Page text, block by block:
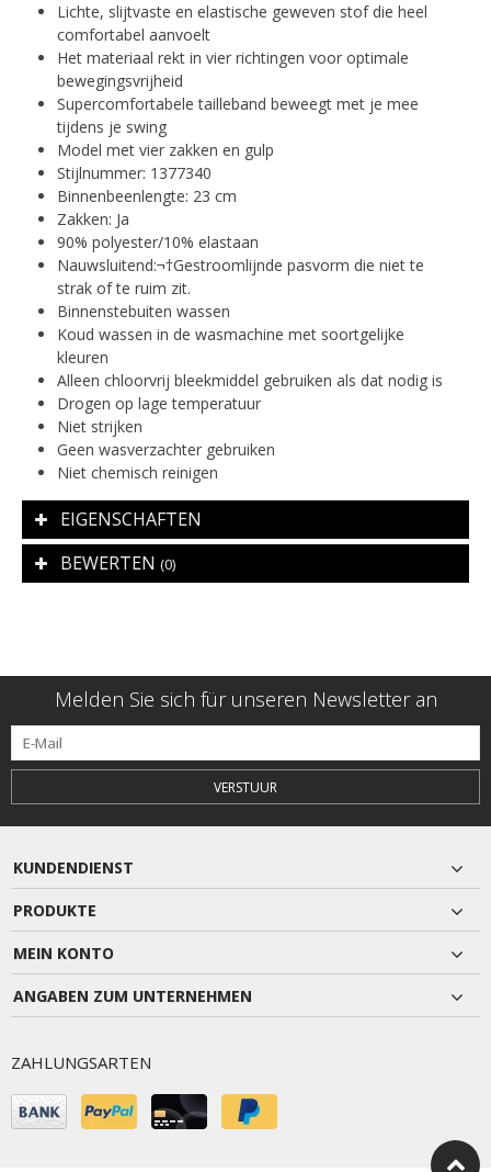
Lichte, slijtvaste en elastische geweven stof die heel
comfortabel aanvoelt
Het materiaal rekt in vier richtingen voor optimale
bewegingsvrijheid
Supercomfortabele tailleband beweegt met je mee
tijdens je swing
Model met vier zakken en gulp
Stijlnummer: 1377340
Binnenbeenlengte: 23 cm
Zakken: Ja
90% polyester/10% elastaan
Nauwsluitend:¬†Gestroomlijnde pasvorm die niet te
strak of te ruim zit.
Binnenstebuiten wassen
Koud wassen in de wasmachine met soortgelijke
kleuren
Alleen chloorvrij bleekmiddel gebruiken als dat nodig is
Drogen op lage temperatuur
Niet strijken
Geen wasverzachter gebruiken
Niet chemisch reinigen
EIGENSCHAFTEN
BEWERTEN (0)
Melden Sie sich für unseren Newsletter an
VERSTUUR
KUNDENDIENST
PRODUKTE
MEIN KONTO
ANGABEN ZUM UNTERNEHMEN
ZAHLUNGSARTEN